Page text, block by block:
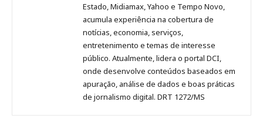
Estado, Midiamax, Yahoo e Tempo Novo,
acumula experiência na cobertura de
notícias, economia, serviços,
entretenimento e temas de interesse
público. Atualmente, lidera o portal DCI,
onde desenvolve conteúdos baseados em
apuração, análise de dados e boas práticas
de jornalismo digital. DRT 1272/MS